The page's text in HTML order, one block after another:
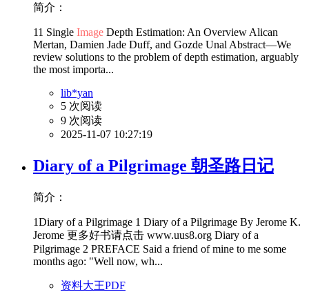
简介：
11 Single Image Depth Estimation: An Overview Alican
Mertan, Damien Jade Duff, and Gozde Unal Abstract—We
review solutions to the problem of depth estimation, arguably
the most importa...
lib*yan
5 次阅读
9 次阅读
2025-11-07 10:27:19
Diary of a Pilgrimage 朝圣路日记
简介：
1Diary of a Pilgrimage 1 Diary of a Pilgrimage By Jerome K.
Jerome 更多好书请点击 www.uus8.org Diary of a
Pilgrimage 2 PREFACE Said a friend of mine to me some
months ago: "Well now, wh...
资料大王PDF